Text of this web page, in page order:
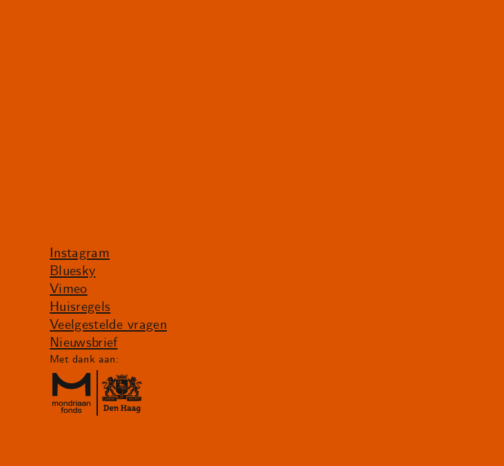
Instagram
Bluesky
Vimeo
Huisregels
Veelgestelde vragen
Nieuwsbrief
Met dank aan: